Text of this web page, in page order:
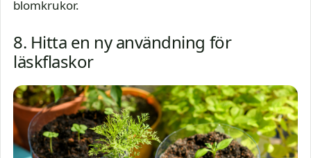
blomkrukor.
8. Hitta en ny användning för
läskflaskor